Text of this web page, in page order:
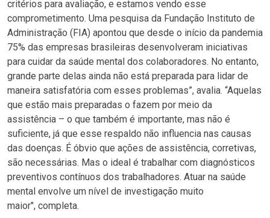
critérios para avaliação, e estamos vendo esse
comprometimento. Uma pesquisa da Fundação Instituto de
Administração (FIA) apontou que desde o início da pandemia
75% das empresas brasileiras desenvolveram iniciativas
para cuidar da saúde mental dos colaboradores. No entanto,
grande parte delas ainda não está preparada para lidar de
maneira satisfatória com esses problemas”, avalia. “Aquelas
que estão mais preparadas o fazem por meio da
assistência – o que também é importante, mas não é
suficiente, já que esse respaldo não influencia nas causas
das doenças. É óbvio que ações de assistência, corretivas,
são necessárias. Mas o ideal é trabalhar com diagnósticos
preventivos contínuos dos trabalhadores. Atuar na saúde
mental envolve um nível de investigação muito
maior", completa.